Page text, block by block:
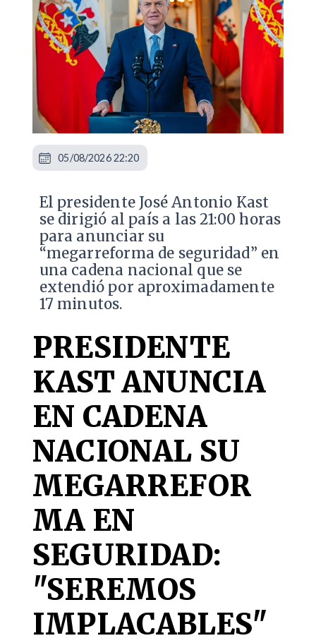
El presidente José Antonio Kast
se dirigió al país a las 21:00 horas
para anunciar su
“megarreforma de seguridad” en
una cadena nacional que se
extendió por aproximadamente
17 minutos.
PRESIDENTE
KAST ANUNCIA
EN CADENA
NACIONAL SU
MEGARREFOR
MA EN
SEGURIDAD:
"SEREMOS
IMPLACABLES"
05/08/2026 22:20